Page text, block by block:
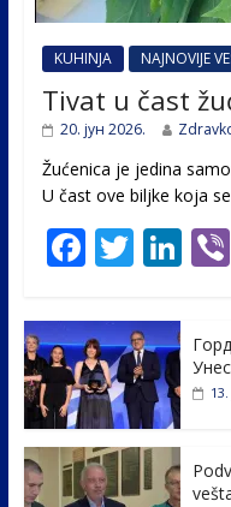
KUHINJA NAJNOVIJE
Tivat u čast
20. јун 2026.
Žućenica je jedina
U čast ovе biljke koja
F
e
b
o
o
k
T
itt
er
Li
e
dI